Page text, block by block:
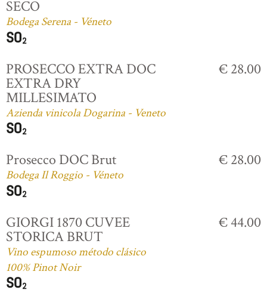
SECO
Bodega Serena - Véneto
PROSECCO EXTRA DOC
EXTRA DRY
MILLESIMATO
Azienda vinicola Dogarina - Veneto
€ 28.00
Prosecco DOC Brut
Bodega Il Roggio - Véneto
€ 28.00
GIORGI 1870 CUVEE
STORICA BRUT
Vino espumoso método clásico
100% Pinot Noir
€ 44.00